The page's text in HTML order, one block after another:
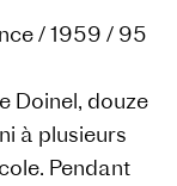
/ 1959 / 95
Doinel, douze
à plusieurs
Pendant